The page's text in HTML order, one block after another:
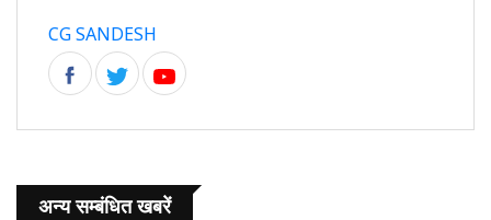
CG SANDESH
अन्य सम्बंधित खबरें